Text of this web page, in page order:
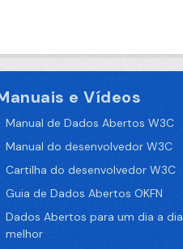
e Vídeos
Manual de Dados Abertos W3C
Manual do desenvolvedor W3C
Cartilha do desenvolvedor W3C
Guia de Dados Abertos OKFN
Dados Abertos para um dia a dia
melhor